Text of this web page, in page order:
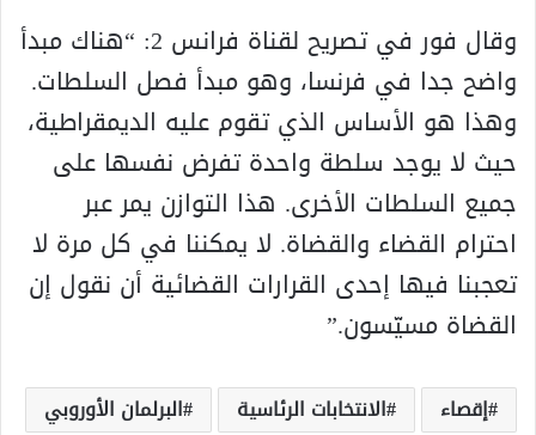
وقال فور في تصريح لقناة فرانس 2: “هناك مبدأ
واضح جدا في فرنسا، وهو مبدأ فصل السلطات.
وهذا هو الأساس الذي تقوم عليه الديمقراطية،
حيث لا يوجد سلطة واحدة تفرض نفسها على
جميع السلطات الأخرى. هذا التوازن يمر عبر
احترام القضاء والقضاة. لا يمكننا في كل مرة لا
تعجبنا فيها إحدى القرارات القضائية أن نقول إن
القضاة مسيّسون.”
إقصاء الانتخابات الرئاسية
البرلمان الأوروبي